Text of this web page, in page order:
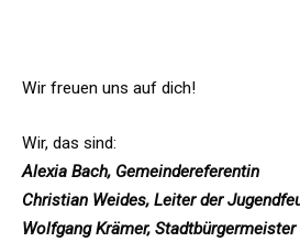
Wir freuen uns auf dich!
Wir, das sind:
Alexia Bach, Gemeindereferentin
Christian Weides, Leiter der
Wolfgang Krämer, Stadtbürgermeister